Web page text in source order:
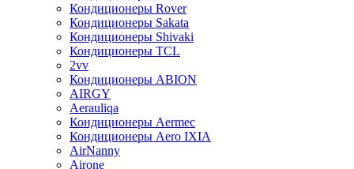
Кондиционеры Rover
Кондиционеры Sakata
Кондиционеры Shivaki
Кондиционеры TCL
2vv
Кондиционеры ABION
AIRGY
Aerauliqa
Кондиционеры Aermec
Кондиционеры Aero IXIA
AirNanny
Airone